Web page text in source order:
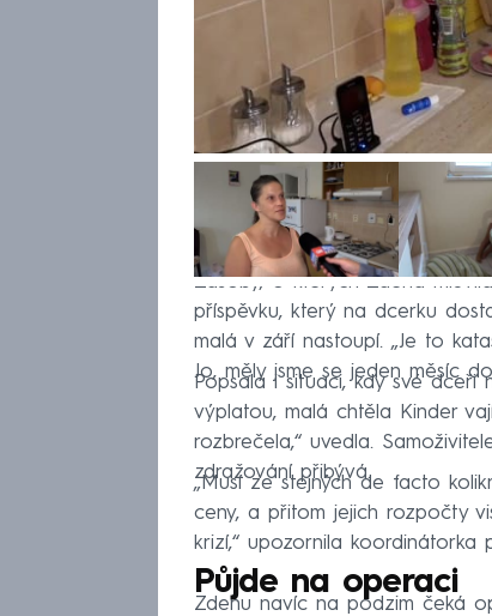
Zásoby, o kterých Zdena
příspěvku, který na dcerku
malá v září nastoupí. „Je to
Jo, měly jsme se jeden měsíc
Popsala i situaci, kdy své dceři
výplatou, malá chtěla Kinder
rozbrečela,“ uvedla.
zdražování přibývá.
„Musí ze stejných de facto
ceny, a přitom jejich rozpočty
krizí,“ upozornila koordinátorka
Půjde na operaci
Zdenu navíc na podzim čeká